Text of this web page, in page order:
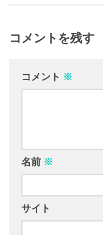
コメントを残す
コメント ※
名前 ※
サイト